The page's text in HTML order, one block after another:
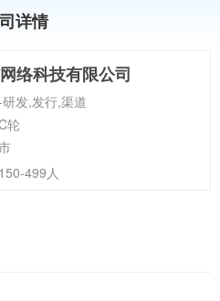
详情
络科技有限公司
发,发行,渠道
轮
499人